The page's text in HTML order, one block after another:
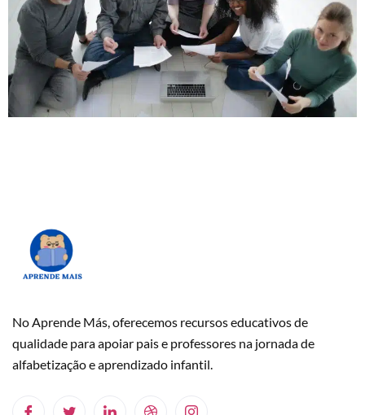
No Aprende Más, oferecemos recursos educativos de
qualidade para apoiar pais e professores na jornada de
alfabetização e aprendizado infantil.